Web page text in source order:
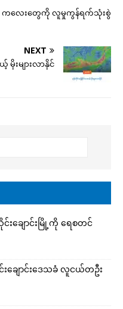
ကလေးတွေကို လူမှုကွန်ရက်သုံးစွဲ
NEXT
မိုးများလာနိုင်
းချောင်းမြို့ကို ရေစတင်
ချောင်းဒေသခံ လူငယ်တဦး